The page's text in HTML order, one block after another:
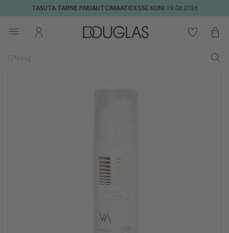
TASUTA TARNE PAKIAUTOMAATIDESSE KUNI 09.08.2026